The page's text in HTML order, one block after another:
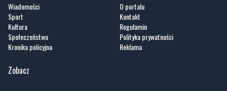
Wiadomości
Sport
Kultura
Społeczeństwo
Kronika policyjna
O portalu
Kontakt
Regulamin
Polityka prywatności
Reklama
Zobacz